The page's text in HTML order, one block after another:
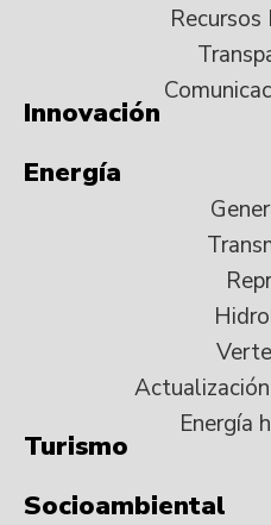
Innovación
Energía
Energía
Turismo
Socioambiental